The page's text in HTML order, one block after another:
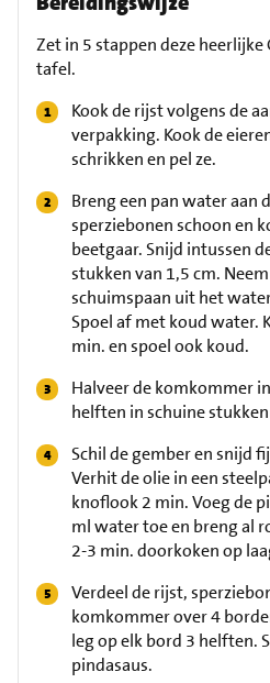
Zet in 5 stappen deze
tafel.
Kook de rijst volgens de
verpakking. Kook de
schrikken en pel ze.
Breng een pan water aan
sperziebonen schoon en
beetgaar. Snijd intussen
stukken van 1,5 cm.
schuimspaan uit het
Spoel af met koud water.
min. en spoel ook koud.
Halveer de komkommer
helften in schuine
Schil de gember en snijd
Verhit de olie in een
knoflook 2 min. Voeg de
ml water toe en breng al
2-3 min. doorkoken op
Verdeel de rijst,
komkommer over 4
leg op elk bord 3 helften.
pindasaus.